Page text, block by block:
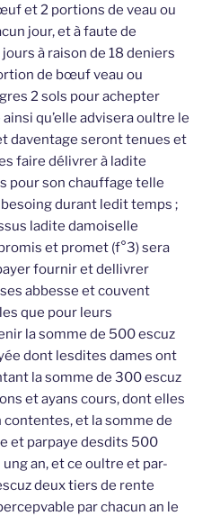
et 2 portions de veau ou
jour, et à faute de
à raison de 18 deniers
de bœuf veau ou
2 sols pour achepter
qu’elle advisera oultre le
daventage seront tenues et
faire délivrer à ladite
pour son chauffage telle
durant ledit temps ;
ladite damoiselle
et promet (f°3) sera
fournir et dellivrer
abbesse et couvent
que pour leurs
la somme de 500 escuz
dont lesdites dames ont
la somme de 300 escuz
et ayans cours, dont elles
et la somme de
et parpaye desdits 500
an, et ce oultre et par-
deux tiers de rente
par chacun an le